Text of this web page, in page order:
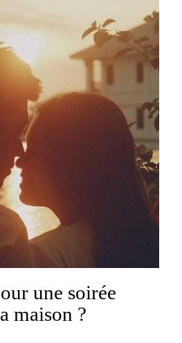
une soirée
maison ?